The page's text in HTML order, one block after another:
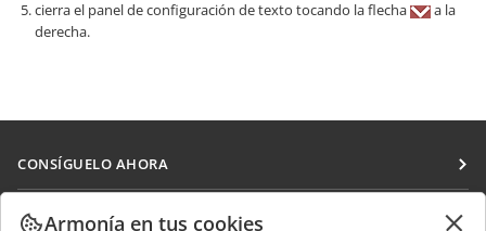
cierra el panel de configuración de texto tocando la flecha
a la
derecha.
CONSÍGUELO AHORA
Docs
COLABORAR
Armonía en tus cookies